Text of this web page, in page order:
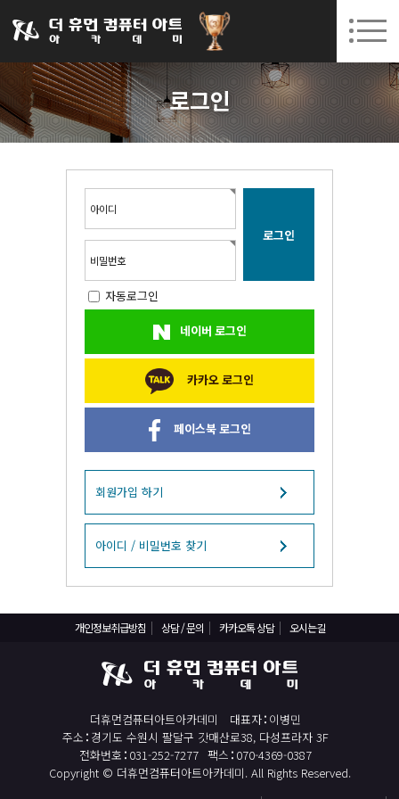
031-252-7277 수원캠퍼스 개강 08. 12.(수)
회원가입 고객센터
로그인
아이디
비밀번호
자동로그인
네이버 로그인
카카오 로그인
페이스북 로그인
회원가입 하기
아이디 / 비밀번호 찾기
개인정보취급방침 상담 / 문의 카카오톡 상담 오시는길
더휴먼컴퓨터아트아카데미 대표자 이병민
주소 경기도 수원시 팔달구 갓매산로38, 다성프라자 3F
전화번호 031-252-7277 팩스 070-4369-0387
Copyright © 더휴먼컴퓨터아트아카데미. All Rights Reserved.
아카데미소개
인사말
국비지원 무료교육
BIM 건축설계 및 실내건축설계(캐드(CAD),맥스(MAX),레빗(REVIT))실무자 양성과정
React, Veu 프레임워크 기반 프론트엔드 개발 양성 지원
반응형/웹퍼블리셔/프론트엔드 웹개발자(웹디자인)
자바(Java)기반 JSP/스프링 웹개발자(정보처리산업기사)(과정평가형)
디지털컨버전스 자바(JAVA)개발자(전자정부 프레임워크/SPRING)
전산세무회계 자격취득과정[전산회계1급/전산세무2급/FAT1급/TAT2급]
컴퓨터활용능력2급(필기+실기) 및 ITQ자격증 취득(한글,엑셀,파워포인트)
직업상담사 2급 (필기+실기) 자격증 취득과정
일러스트 자격증 취득과정(GTQi 1급)
전산회계 1급 / FAT 1급 자격증 취득과정
전산세무 2급 / TAT 2급 자격증 취득과정